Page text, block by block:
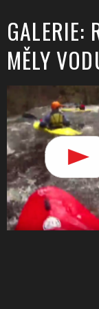
GALERIE:
MĚLY